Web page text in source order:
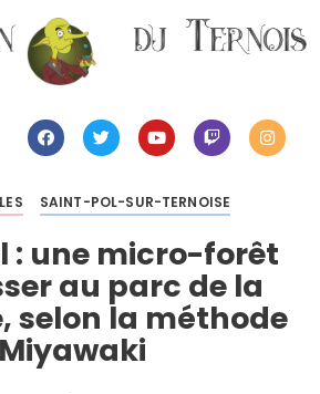
SAINT-POL-SUR-TERNOISE
: une micro-forêt
au parc de la
selon la méthode
Miyawaki